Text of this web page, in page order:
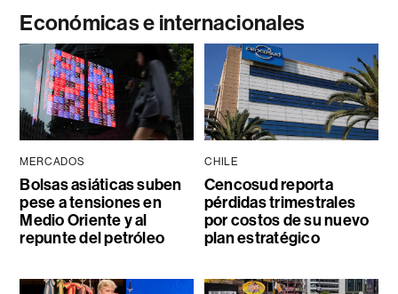
Económicas e internacionales
MERCADOS
Bolsas asiáticas suben
pese a tensiones en
Medio Oriente y al
repunte del petróleo
CHILE
Cencosud reporta
pérdidas trimestrales
por costos de su nuevo
plan estratégico